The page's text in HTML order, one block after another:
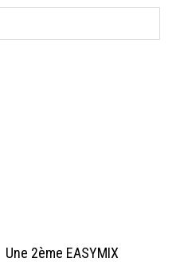
Une 2ème EASYMIX